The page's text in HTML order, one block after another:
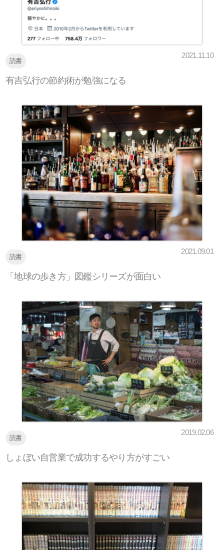
読書
2021.11.10
有吉弘行の節約術が勉強になる
読書
2021.09.01
「地球の歩き方」図鑑シリーズが面白い
読書
2019.02.06
しょぼい自営業で成功するやり方がすごい